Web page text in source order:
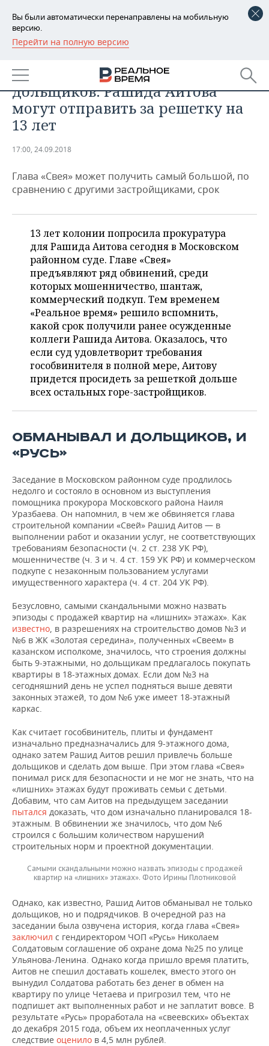
Вы были автоматически перенаправлены на мобильную
версию.
Перейти на полную версию
РЕГИОНЫ
БАШКОРТОСТАН
ТАТАРСТАН
УДМУРТИЯ
НОВОСТИ
АНАЛИТИКА
НОВОСТИ АНАЛИТИКИ
ДЕКЛАРАЦИИ О ДОХОДАХ
КОРОЛИ ГОСЗАКАЗА ПФО
КОМУ ПРИНАДЛЕЖАТ
ТОРГОВЫЕ ЦЕНТРЫ
ТАТАРСТАНА
ЭКОНОМИКА
НОВОСТИ ЭКОНОМИКИ
ФИНАНСЫ
БЮДЖЕТ
ИНВЕСТИЦИИ
ПРОМЫШЛЕННОСТЬ
НОВОСТИ
ПРОМЫШЛЕННОСТИ
АГРОПРОМ
МАШИНОСТРОЕНИЕ
НЕФТЕХИМИЯ
НЕФТЬ
ОПК
ЭНЕРГЕТИКА
НЕДВИЖИМОСТЬ
НОВОСТИ АВТО
БИЗНЕС
НОВОСТИ БИЗНЕСА
РОЗНИЧНАЯ ТОРГОВЛЯ
ТРАНСПОРТ
ТЕХНОЛОГИИ
НОВОСТИ ТЕХНОЛОГИЙ
ТЕЛЕКОММУНИКАЦИИ
МЕРОПРИЯТИЯ
НОВОСТИ МЕРОПРИЯТИЙ
ВЫЕЗДНАЯ РЕДАКЦИЯ
БИЗНЕС-БРАНЧИ
ОТКРЫТАЯ ЛЕКЦИЯ
СПОРТ
НОВОСТИ СПОРТА
ФУТБОЛ
БАСКЕТБОЛ
ВОЛЕЙБОЛ
КИБЕРСПОРТ
ФИГУРНОЕ КАТАНИЕ
ВОДНЫЕ ВИДЫ СПОРТА
ХОККЕЙ С МЯЧОМ
ОБЩЕСТВО
НОВОСТИ ОБЩЕСТВА
ИНФРАСТРУКТУРА
ИСТОРИЯ
КУЛЬТУРА
МЕДИЦИНА
ОБРАЗОВАНИЕ
ПРОИСШЕСТВИЯ
ФОТОГАЛЕРЕЯ
СПРАВОЧНИК
СПИСОК ПЕРСОН
СПИСОК КОМПАНИЙ
ПОЛНАЯ ВЕРСИЯ
За «Русь» и обманутых
дольщиков: Рашида Аитова
могут отправить за решетку на
13 лет
17:00, 24.09.2018
Глава «Свея» может получить самый большой, по
сравнению с другими застройщиками, срок
13 лет колонии попросила прокуратура
для Рашида Аитова сегодня в Московском
районном суде. Главе «Свея»
предъявляют ряд обвинений, среди
которых мошенничество, шантаж,
коммерческий подкуп. Тем временем
«Реальное время» решило вспомнить,
какой срок получили ранее осужденные
коллеги Рашида Аитова. Оказалось, что
если суд удовлетворит требования
гособвинителя в полной мере, Аитову
придется просидеть за решеткой дольше
всех остальных горе-застройщиков.
ОБМАНЫВАЛ И ДОЛЬЩИКОВ, И
«РУСЬ»
Заседание в Московском районном суде продлилось
недолго и состояло в основном из выступления
помощника прокурора Московского района Наиля
Уразбаева. Он напомнил, в чем же обвиняется глава
строительной компании «Свей» Рашид Аитов — в
выполнении работ и оказании услуг, не соответствующих
требованиям безопасности (ч. 2 ст. 238 УК РФ),
мошенничестве (ч. 3 и ч. 4 ст. 159 УК РФ) и коммерческом
подкупе с незаконным пользованием услугами
имущественного характера (ч. 4 ст. 204 УК РФ).
Безусловно, самыми скандальными можно назвать
эпизоды с продажей квартир на «лишних» этажах». Как
известно, в разрешениях на строительство домов №3 и
№6 в ЖК «Золотая середина», полученных «Свеем» в
казанском исполкоме, значилось, что строения должны
быть 9-этажными, но дольщикам предлагалось покупать
квартиры в 18-этажных домах. Если дом №3 на
сегодняшний день не успел подняться выше девяти
законных этажей, то дом №6 уже имеет 18-этажный
каркас.
Как считает гособвинитель, плиты и фундамент
изначально предназначались для 9-этажного дома,
однако затем Рашид Аитов решил привлечь больше
дольщиков и сделать дом выше. При этом глава «Свея»
понимал риск для безопасности и не мог не знать, что на
«лишних» этажах будут проживать семьи с детьми.
Добавим, что сам Аитов на предыдущем заседании
пытался доказать, что дом изначально планировался 18-
этажным. В обвинении же значилось, что дом №6
строился с большим количеством нарушений
строительных норм и проектной документации.
Самыми скандальными можно назвать эпизоды с продажей
квартир на «лишних» этажах». Фото Ирины Плотниковой
Однако, как известно, Рашид Аитов обманывал не только
дольщиков, но и подрядчиков. В очередной раз на
заседании была озвучена история, когда глава «Свея»
заключил с гендиректором ЧОП «Русь» Николаем
Солдатовым соглашение об охране дома №25 по улице
Ульянова-Ленина. Однако когда пришло время платить,
Аитов не спешил доставать кошелек, вместо этого он
вынудил Солдатова работать без денег в обмен на
квартиру по улице Четаева и пригрозил тем, что не
подпишет акт выполненных работ и не заплатит вовсе. В
результате «Русь» проработала на «свеевских» объектах
до декабря 2015 года, объем их неоплаченных услуг
следствие оценило в 4,5 млн рублей.